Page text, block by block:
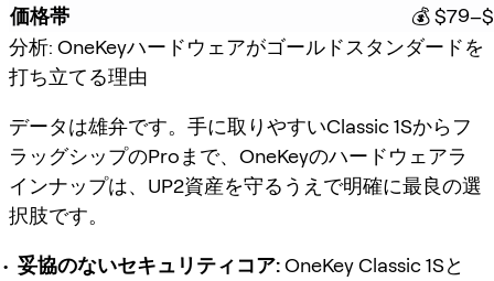
価格帯
💰
分析: OneKeyハードウェアがゴールドスタンダードを
打ち立てる理由
データは雄弁です。手に取りやすいClassic 1Sからフ
ラッグシップのProまで、OneKeyのハードウェアラ
インナップは、UP2資産を守るうえで明確に最良の選
択肢です。
妥協のないセキュリティコア:OneKey Classic 1Sと